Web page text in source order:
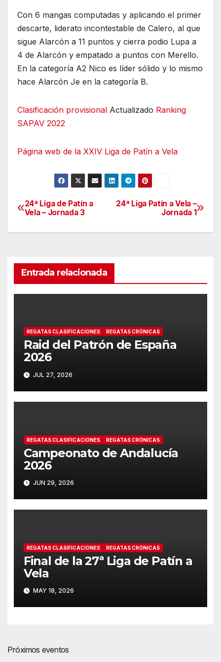
Con 6 mangas computadas y aplicando el primer
descarte, liderato incontestable de Calero, al que
sigue Alarcón a 11 puntos y cierra podio Lupa a
4 de Alarcón y empatado a puntos con Merello.
En la categoría A2 Nico es líder sólido y lo mismo
hace Alarcón Je en la categoría B.
Clasificación provisional Actualizado Ranking
SAPAV 2022
Página web de la XXIV Liga de Patín a Vela
Navegación
de
24ª Liga Patín a Vela –
Jornada 1
24ª Liga de Patín a
Vela – Jornada 3
Entrada relacionada
REGATAS CLASIFICACIONES REGATAS CRÓNICAS
Raid del Patrón de España
2026
JUL 27, 2026
REGATAS CLASIFICACIONES REGATAS CRÓNICAS
Campeonato de Andalucía
2026
JUN 29, 2026
REGATAS CLASIFICACIONES REGATAS CRÓNICAS
Final de la 27ª Liga de Patín a
Vela
MAY 18, 2026
Próximos eventos